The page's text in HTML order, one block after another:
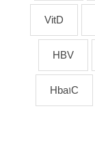
VitD
HBV
Hba1C